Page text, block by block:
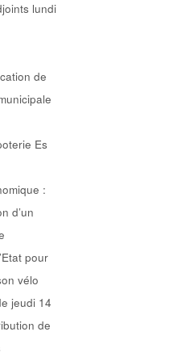
lundi
de
Es
:
d’un
pour
vélo
jeudi 14
de